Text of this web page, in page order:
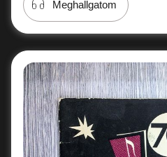
Meghallgatom